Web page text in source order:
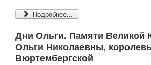
Подробнее...
Дни Ольги. Памяти Великой
Ольги Николаевны,
Вюртембергской